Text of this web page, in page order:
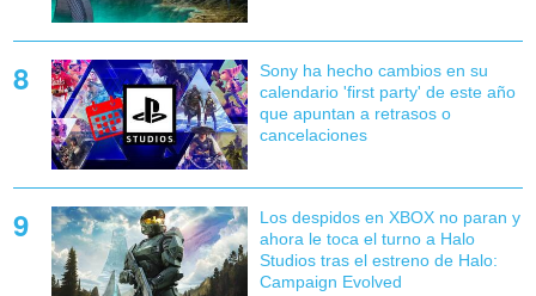
Sony ha hecho cambios en su
calendario 'first party' de este año
que apuntan a retrasos o
cancelaciones
Los despidos en XBOX no paran y
ahora le toca el turno a Halo
Studios tras el estreno de Halo:
Campaign Evolved